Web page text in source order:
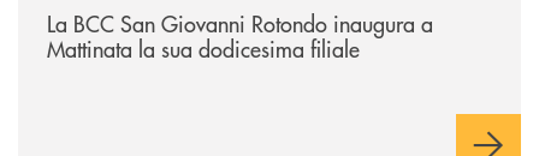
La BCC San Giovanni Rotondo inaugura a
Mattinata la sua dodicesima filiale